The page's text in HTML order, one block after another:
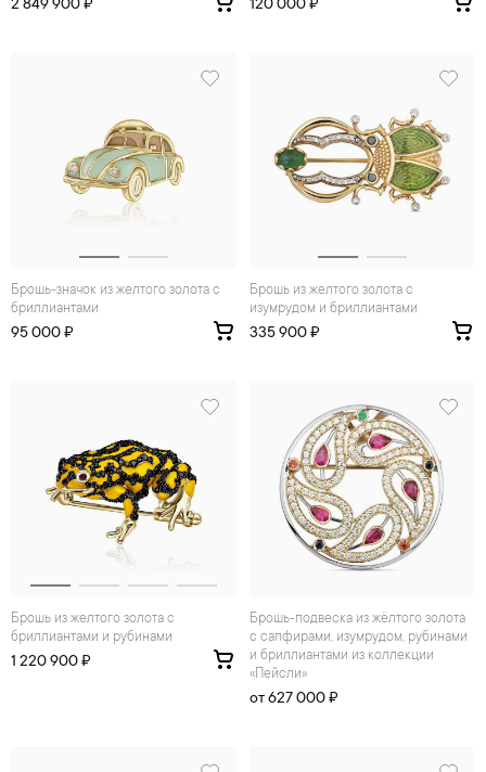
2 849 900 ₽ 120 000 ₽
Брошь-значок из желтого золота с
бриллиантами
95 000 ₽
Брошь из желтого золота с
изумрудом и бриллиантами
335 900 ₽
Брошь из желтого золота с
бриллиантами и рубинами
1 220 900 ₽
брошь-подвеска из жёлтого золота
с сапфирами, изумрудом, рубинами
и бриллиантами из коллекции
«Пейсли»
от 627 000 ₽